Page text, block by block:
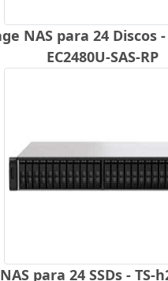
NAS para 24 Discos -
EC2480U-SAS-RP
para 24 SSDs - TS-